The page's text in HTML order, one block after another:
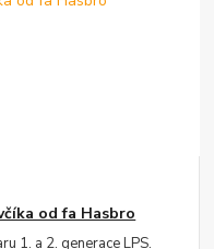
od fa Hasbro
1. a 2. generace LPS.